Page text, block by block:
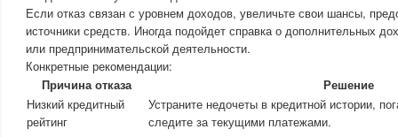
Если отказ связан с уровнем доходов, увеличьте свои шансы,
источники средств. Иногда подойдет справка о дополнительных
или предпринимательской деятельности.
Конкретные рекомендации:
Причина отказа
Решение
Низкий кредитный
рейтинг
Устраните недочеты в кредитной истории,
следите за текущими платежами.